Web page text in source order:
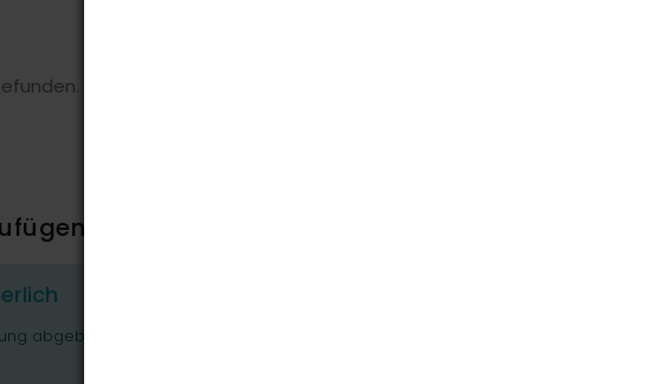
abgeben oder Fragen stellen.